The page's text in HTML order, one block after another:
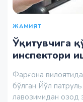
ЖАМИЯТ
Ўқитувчига
инспектори
Фарғона
бўлган Йўл
лавозимидан озод